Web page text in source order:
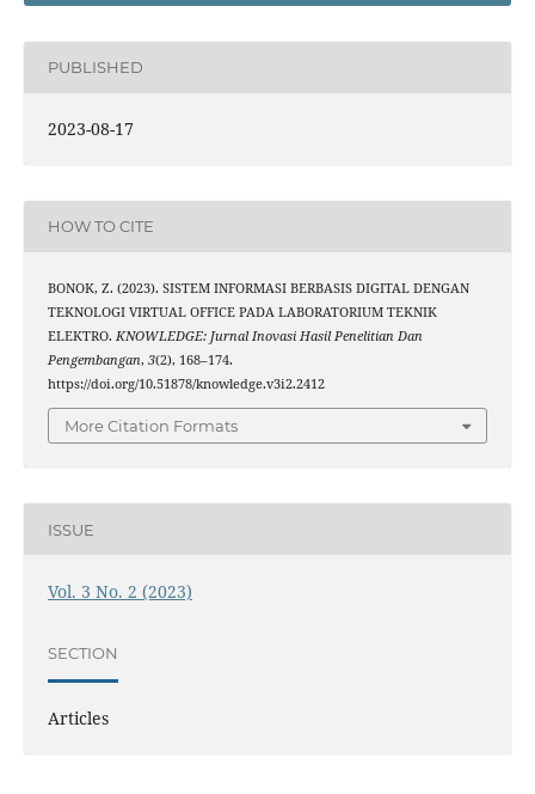
PUBLISHED
2023-08-17
HOW TO CITE
BONOK, Z. (2023). SISTEM INFORMASI BERBASIS DIGITAL DENGAN
TEKNOLOGI VIRTUAL OFFICE PADA LABORATORIUM TEKNIK
ELEKTRO. KNOWLEDGE: Jurnal Inovasi Hasil Penelitian Dan
Pengembangan, 3(2), 168–174.
https://doi.org/10.51878/knowledge.v3i2.2412
More Citation Formats
ISSUE
Vol. 3 No. 2 (2023)
SECTION
Articles